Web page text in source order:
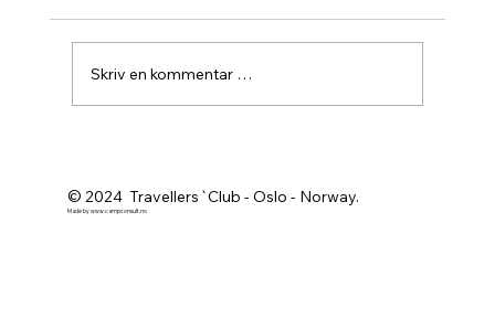
Skriv en kommentar …
© 2024 Travellers`Club - Oslo - Norway.
Made bywww.campconsult.no